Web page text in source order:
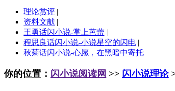
理论赏评 |
资料文献 |
王勇话闪小说-掌上芭蕾 |
程思良话闪小说-小说星空的闪电 |
秋菊话闪小说-心愿，在黑暗中寄托
你的位置： 闪小说阅读网 >> 闪小说理论